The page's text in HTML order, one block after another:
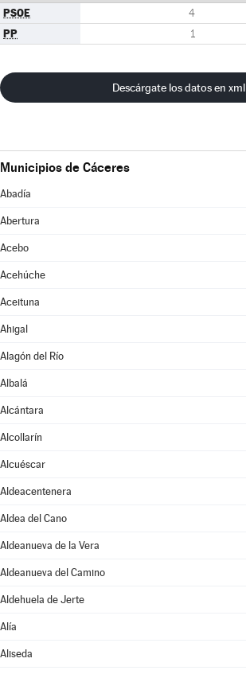
PSOE 4
PP 1
Descárgate los datos en xml
Municipios de Cáceres
Abadía
Abertura
Acebo
Acehúche
Aceituna
Ahigal
Alagón del Río
Albalá
Alcántara
Alcollarín
Alcuéscar
Aldeacentenera
Aldea del Cano
Aldeanueva de la Vera
Aldeanueva del Camino
Aldehuela de Jerte
Alía
Aliseda